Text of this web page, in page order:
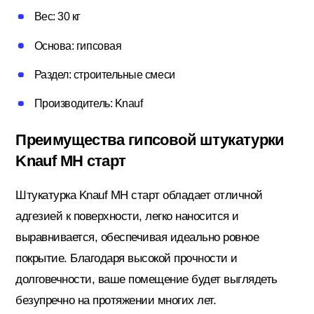
Пены; Герметики; Клей
Строительные смеси
Вес: 30 кг
Основа: гипсовая
Раздел: строительные смеси
Производитель: Knauf
Преимущества гипсовой штукатурки
Knauf МН старт
Штукатурка Knauf МН старт обладает отличной
адгезией к поверхности, легко наносится и
выравнивается, обеспечивая идеально ровное
покрытие. Благодаря высокой прочности и
долговечности, ваше помещение будет выглядеть
безупречно на протяжении многих лет.